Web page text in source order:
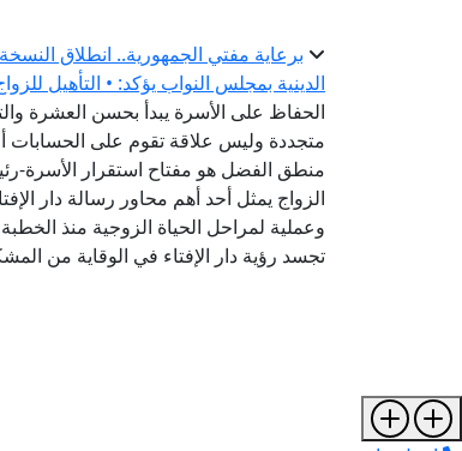
برعاية مفتي الجمهورية.. انطلاق
الدينية بمجلس النواب يؤكد: • التأهيل
الحفاظ على الأسرة يبدأ بحسن العشرة
متجددة وليس علاقة تقوم على الحسابات
منطق الفضل هو مفتاح استقرار الأسرة-
الزواج يمثل أحد أهم محاور رسالة دار
وعملية لمراحل الحياة الزوجية منذ
تجسد رؤية دار الإفتاء في الوقاية من